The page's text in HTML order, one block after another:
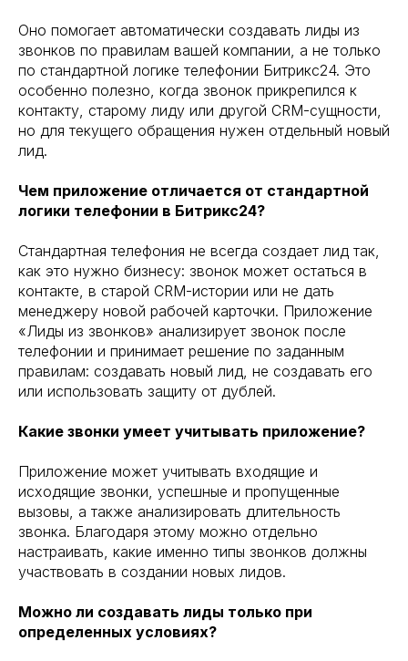
Оно помогает автоматически создавать лиды из
звонков по правилам вашей компании, а не только
по стандартной логике телефонии Битрикс24. Это
особенно полезно, когда звонок прикрепился к
контакту, старому лиду или другой CRM-сущности,
но для текущего обращения нужен отдельный новый
лид.
Чем приложение отличается от стандартной
логики телефонии в Битрикс24?
Стандартная телефония не всегда создает лид так,
как это нужно бизнесу: звонок может остаться в
контакте, в старой CRM-истории или не дать
менеджеру новой рабочей карточки. Приложение
«Лиды из звонков» анализирует звонок после
телефонии и принимает решение по заданным
правилам: создавать новый лид, не создавать его
или использовать защиту от дублей.
Какие звонки умеет учитывать приложение?
Приложение может учитывать входящие и
исходящие звонки, успешные и пропущенные
вызовы, а также анализировать длительность
звонка. Благодаря этому можно отдельно
настраивать, какие именно типы звонков должны
участвовать в создании новых лидов.
Можно ли создавать лиды только при
определенных условиях?